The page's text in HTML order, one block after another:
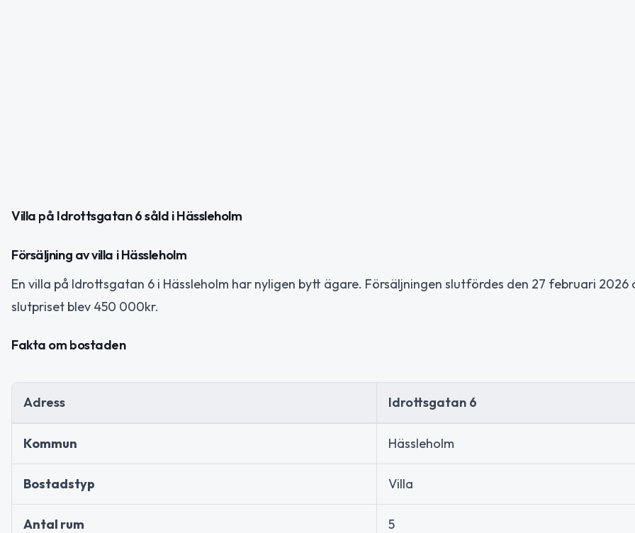
Villa på Idrottsgatan 6 såld i Hässleholm
Försäljning av villa i Hässleholm
En villa på Idrottsgatan 6 i Hässleholm har nyligen bytt ägare. Försäljningen slutfördes den 27 februari 2026
slutpriset blev 450 000kr.
Fakta om bostaden
Adress Idrottsgatan 6
Kommun Hässleholm
Bostadstyp Villa
Antal rum 5